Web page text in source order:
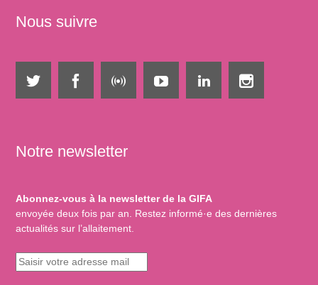
Nous suivre
Notre newsletter
Abonnez-vous à la newsletter de la GIFA
envoyée deux fois par an. Restez informé·e des dernières
actualités sur l’allaitement.